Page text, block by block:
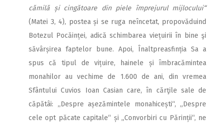
cămilă și cingătoare din piele împrejurul mijlocului“
(Matei 3, 4), postea și se ruga neîncetat, propovăduind
Botezul Pocăinței, adică schimbarea viețuirii în bine şi
săvârșirea faptelor bune. Apoi, Înaltpreasfinția Sa a
spus că tipul de vițuire, hainele și îmbracămintea
monahilor au vechime de 1.600 de ani, din vremea
Sfântului Cuvios Ioan Casian care, în cărţile sale de
căpătâi: ,,Despre așezămintele monahicești“, „Despre
cele opt păcate capitale“ și „Convorbiri cu Părinții“, ne